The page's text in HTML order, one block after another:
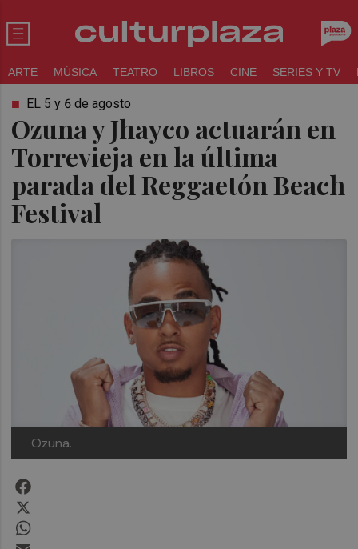
ARTE MÚSICA TEATRO LIBROS CINE SERIES Y TV
Ozuna y Jhayco actuarán en
Torrevieja en la última
parada del Reggaetón Beach
Festival
EL 5 y 6 de agosto
Ozuna.